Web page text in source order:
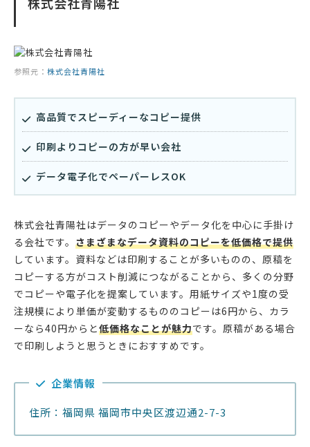
参照元： 株式会社青陽社
高品質でスピーディーなコピー提供
印刷よりコピーの方が早い会社
データ電子化でペーパーレスOK
株式会社青陽社はデータのコピーやデータ化を中心に手掛け
る会社です。 さまざまなデータ資料のコピーを低価格で提供
しています。資料などは印刷することが多いものの、原稿を
コピーする方がコスト削減につながることから、多くの分野
でコピーや電子化を提案しています。用紙サイズや1度の受
注規模により単価が変動するもののコピーは6円から、カラ
ーなら40円からと低価格なことが魅力です。原稿がある場合
で印刷しようと思うときにおすすめです。
企業情報
住所：福岡県 福岡市中央区渡辺通2-7-3